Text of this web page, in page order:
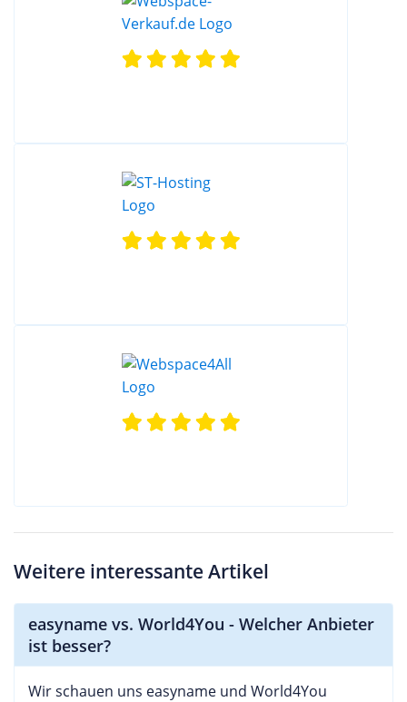
Weitere interessante Artikel
easyname vs. World4You - Welcher Anbieter
ist besser?
Wir schauen uns easyname und World4You